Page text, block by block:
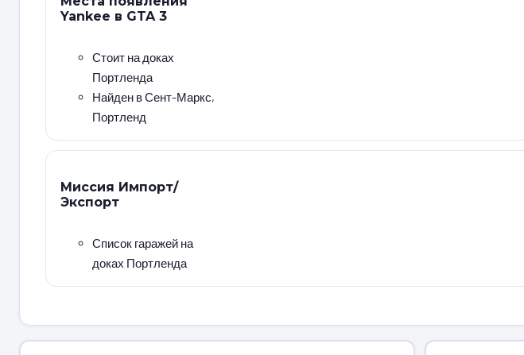
Yankee в GTA 3
Стоит на доках
Портленда
Найден в Сент-Маркс,
Портленд
Миссия Импорт/
Экспорт
Список гаражей на
доках Портленда